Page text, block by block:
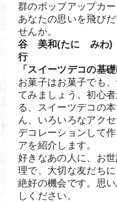
群のポップアップカ
あなたの思いを飛び
せんか。
谷 美和(たに みわ)
行
「スイーツデコの基
お菓子はお菓子でも
てみましょう。初心
る、スイーツデコの
ん、いろいろなアク
デコレーションして
アを紹介します。
好きなあの人に、お
理で、大切な友だち
絶好の機会です。思
しください。